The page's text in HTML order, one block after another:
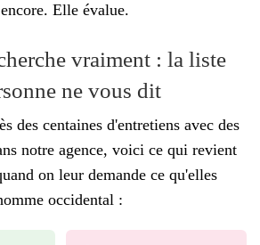
Elle évalue.
vraiment : la liste
ne vous dit
des centaines d'entretiens avec des
notre agence, voici ce qui revient
on leur demande ce qu'elles
occidental :